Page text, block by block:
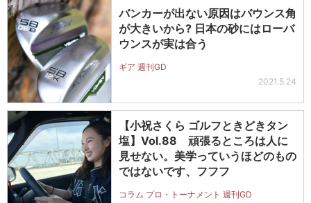
バンカーが出ない原因はバウンス角
が大きいから? 日本の砂にはローバ
ウンスが実は合う
ギア 週刊GD
2021.5.24
【小祝さくら ゴルフときどきタン
塩】Vol.88 頑張るところは人に
見せない。美学っていうほどのもの
ではないです、フフフ
コラム プロ・トーナメント 週刊GD